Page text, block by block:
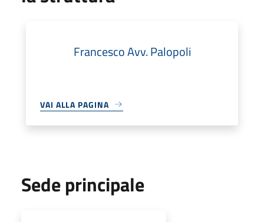
Francesco Avv. Palopoli
VAI ALLA PAGINA
Sede principale